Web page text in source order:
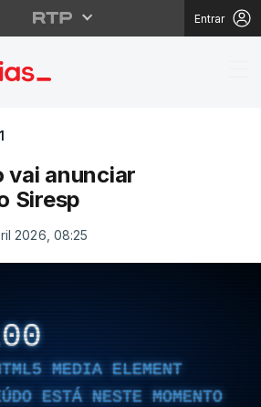
Entrar
vai
vai anunciar
Siresp
2026, 08:25
MEDIA ELEMENT
ESTÁ NESTE MOMENTO